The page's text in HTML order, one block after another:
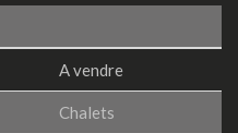
A vendre
Chalets